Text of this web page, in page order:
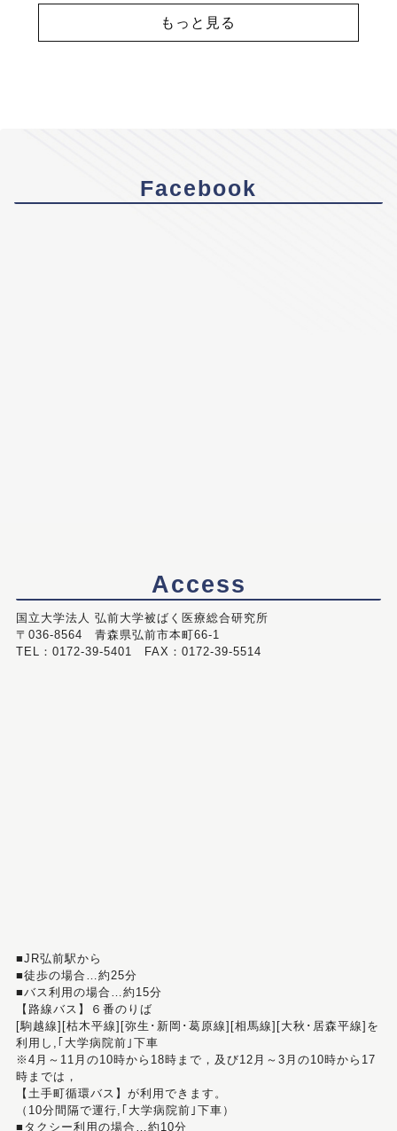
もっと見る
Facebook
Access
国立大学法人 弘前大学被ばく医療総合研究所
〒036-8564 青森県弘前市本町66-1
TEL：0172-39-5401 FAX：0172-39-5514
■JR弘前駅から
■徒歩の場合…約25分
■バス利用の場合…約15分
【路線バス】６番のりば
[駒越線][枯木平線][弥生･新岡･葛原線][相馬線][大秋･居森平線]を
利用し,｢大学病院前｣下車
※4月～11月の10時から18時まで，及び12月～3月の10時から17
時までは，
【土手町循環バス】が利用できます。
（10分間隔で運行,｢大学病院前｣下車）
■タクシー利用の場合…約10分